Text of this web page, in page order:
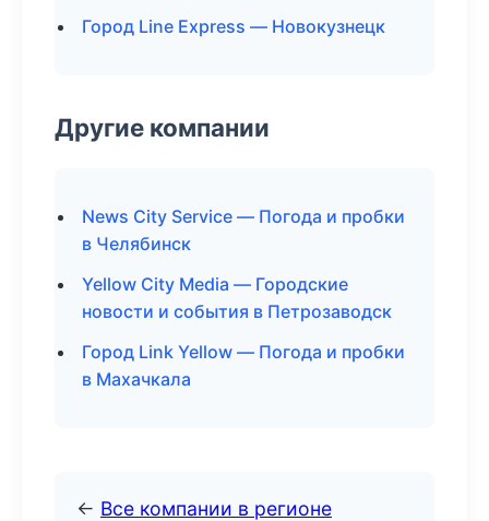
Город Line Express — Новокузнецк
Другие компании
News City Service — Погода и пробки
в Челябинск
Yellow City Media — Городские
новости и события в Петрозаводск
Город Link Yellow — Погода и пробки
в Махачкала
← Все компании в регионе